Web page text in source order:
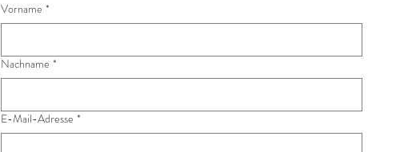
Vorname *
Nachname *
E-Mail-Adresse *